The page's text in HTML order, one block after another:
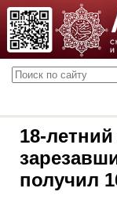
18-
получил